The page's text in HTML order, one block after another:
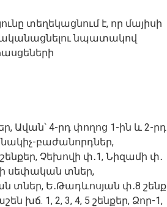
տեղեկացնում է, որ մայիսի
նպատակով
Ավան՝ 4-րդ փողոց 1-ին և 2-րդ
բաժանորդներ,
շենքեր, Չեխովի փ․1, Նիզամի փ․
սեփական տներ,
տներ, Ե․Թադևոսյան փ․8 շենք
խճ. 1, 2, 3, 4, 5 շենքեր, Ձոր-1,